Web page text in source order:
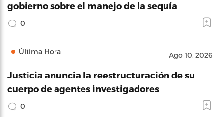
gobierno sobre el manejo de la sequía
0
Última Hora Ago 10, 2026
Justicia anuncia la reestructuración de su
cuerpo de agentes investigadores
0